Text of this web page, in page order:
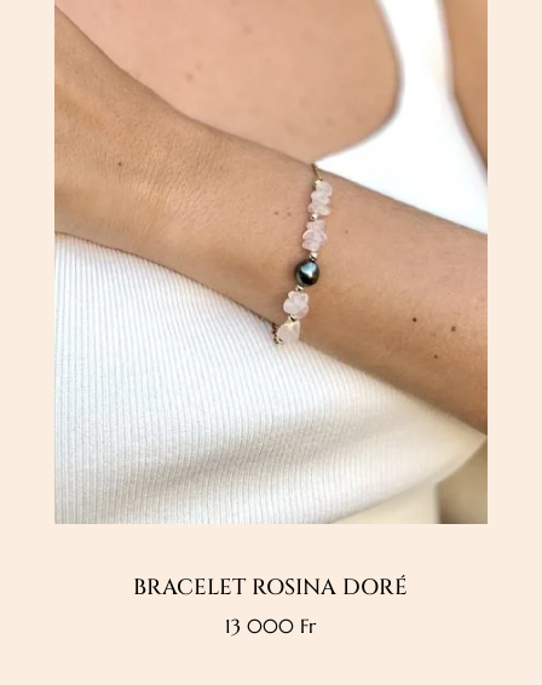
BRACELET ROSINA DORÉ
13 000 Fr